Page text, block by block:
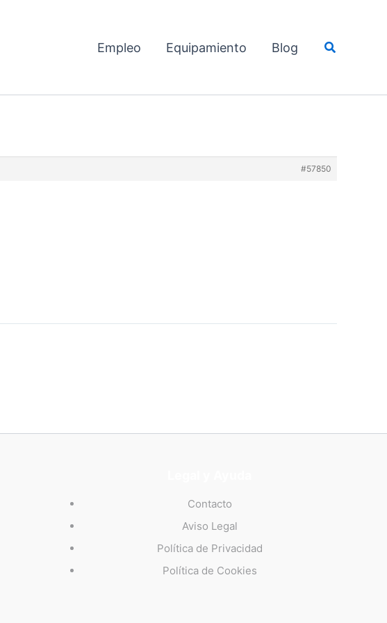
Empleo Equipamiento Blog Buscar
#57850
Contacto
Aviso Legal
Política de Privacidad
Política de Cookies